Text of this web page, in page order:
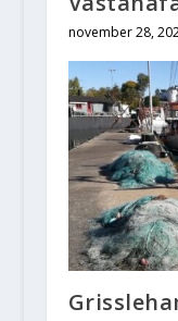
november 28,